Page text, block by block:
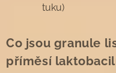
tuku)
Co jsou granule
příměsí